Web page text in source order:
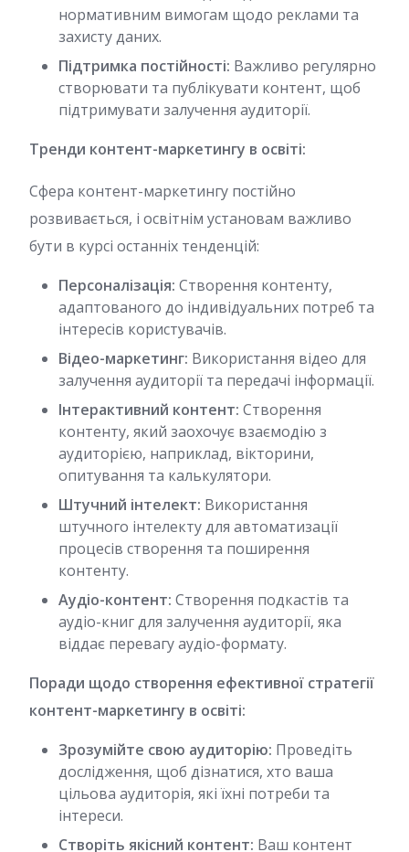
нормативним вимогам щодо реклами та
захисту даних.
Підтримка постійності: Важливо регулярно
створювати та публікувати контент, щоб
підтримувати залучення аудиторії.
Тренди контент-маркетингу в освіті:
Сфера контент-маркетингу постійно
розвивається, і освітнім установам важливо
бути в курсі останніх тенденцій:
Персоналізація: Створення контенту,
адаптованого до індивідуальних потреб та
інтересів користувачів.
Відео-маркетинг: Використання відео для
залучення аудиторії та передачі інформації.
Інтерактивний контент: Створення
контенту, який заохочує взаємодію з
аудиторією, наприклад, вікторини,
опитування та калькулятори.
Штучний інтелект: Використання
штучного інтелекту для автоматизації
процесів створення та поширення
контенту.
Аудіо-контент: Створення подкастів та
аудіо-книг для залучення аудиторії, яка
віддає перевагу аудіо-формату.
Поради щодо створення ефективної стратегії
контент-маркетингу в освіті:
Зрозумійте свою аудиторію: Проведіть
дослідження, щоб дізнатися, хто ваша
цільова аудиторія, які їхні потреби та
інтереси.
Створіть якісний контент: Ваш контент